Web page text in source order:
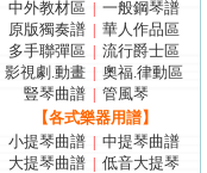
中外教材區
一般鋼琴譜
原版獨奏譜
華人作品區
多手聯彈區
流行爵士區
影視劇.動畫
奧福.律動區
豎琴曲譜
管風琴
【各式樂器用譜】
小提琴曲譜
中提琴曲譜
大提琴曲譜
低音大提琴